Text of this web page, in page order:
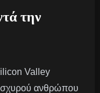
την
Valley
ισχυρού ανθρώπου